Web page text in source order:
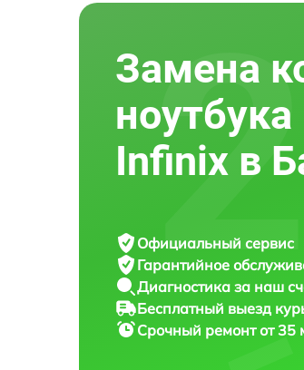
Замена
ноутбука
Infinix в
Официальный сервис
Гарантийное
Диагностика за наш
Бесплатный выезд
Срочный ремонтот 35